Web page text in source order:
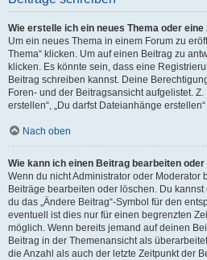
Wie erstelle ich ein neues Thema oder
Um ein neues Thema in einem Forum zu
Thema“ klicken. Um auf einen Beitrag zu
klicken. Es könnte sein, dass eine
Beitrag schreiben kannst. Deine
Foren- und der Beitragsansicht aufgelistet. Z.
erstellen“, „Du darfst Dateianhänge erstellen“
Nach oben
Wie kann ich einen Beitrag bearbeiten
Wenn du nicht Administrator oder Moderator
Beiträge bearbeiten oder löschen. Du
du das „Ändere Beitrag“-Symbol für den
eventuell ist dies nur für einen begrenzten
möglich. Wenn bereits jemand auf deinen
Beitrag in der Themenansicht als
die Anzahl als auch der letzte Zeitpunkt der